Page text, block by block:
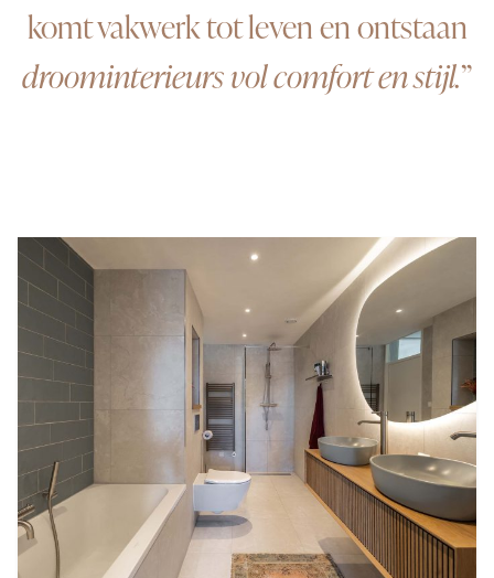
komt vakwerk tot leven en ontstaan
droominterieurs vol comfort en stijl.”